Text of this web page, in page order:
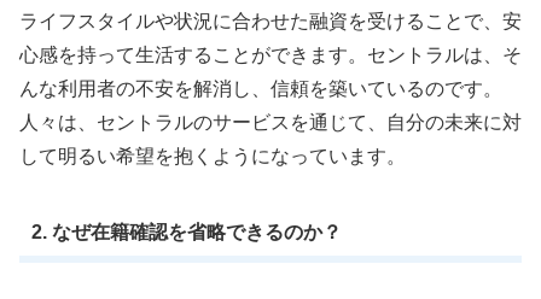
ライフスタイルや状況に合わせた融資を受けることで、安
心感を持って生活することができます。セントラルは、そ
んな利用者の不安を解消し、信頼を築いているのです。
人々は、セントラルのサービスを通じて、自分の未来に対
して明るい希望を抱くようになっています。
2. なぜ在籍確認を省略できるのか？